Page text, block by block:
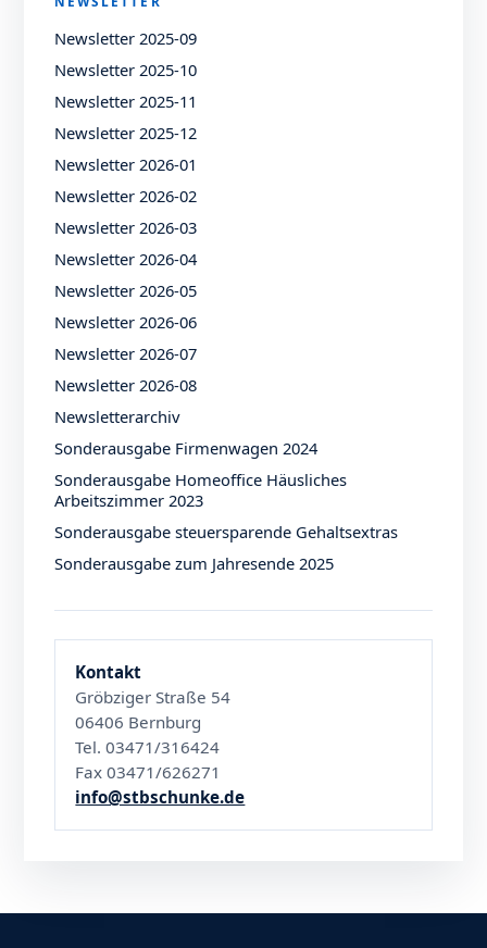
Newsletter 2025-09
Newsletter 2025-10
Newsletter 2025-11
Newsletter 2025-12
Newsletter 2026-01
Newsletter 2026-02
Newsletter 2026-03
Newsletter 2026-04
Newsletter 2026-05
Newsletter 2026-06
Newsletter 2026-07
Newsletter 2026-08
Newsletterarchiv
Sonderausgabe Firmenwagen 2024
Sonderausgabe Homeoffice Häusliches
Arbeitszimmer 2023
Sonderausgabe steuersparende Gehaltsextras
Sonderausgabe zum Jahresende 2025
Kontakt
Gröbziger Straße 54
06406 Bernburg
Tel. 03471/316424
Fax 03471/626271
info@stbschunke.de